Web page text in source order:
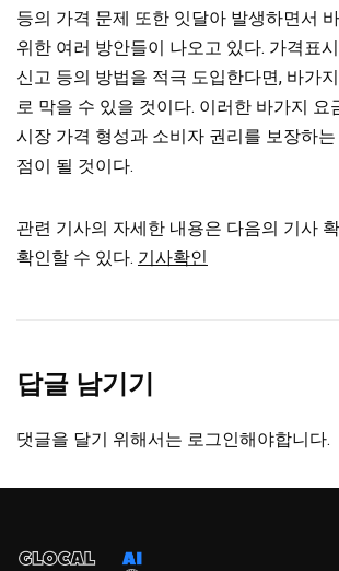
등의 가격 문제 또한 잇달아 발생하면서
위한 여러 방안들이 나오고 있다. 가격표
신고 등의 방법을 적극 도입한다면, 바가
로 막을 수 있을 것이다. 이러한 바가지 요
시장 가격 형성과 소비자 권리를 보장하
점이 될 것이다.
관련 기사의 자세한 내용은 다음의 기사
확인할 수 있다. 기사확인
답글 남기기
댓글을 달기 위해서는 로그인해야합니다.